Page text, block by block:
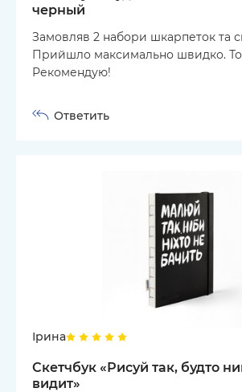
черный
Замовляв 2 набори шкарпеток та
Прийшло максимально швидко.
Рекомендую!
Ответить
Ірина
Скетчбук «Рисуй так, будто
видит»